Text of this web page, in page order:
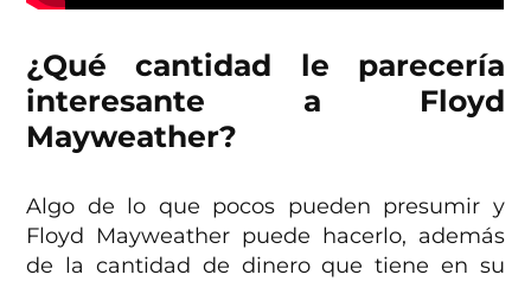
¿Qué cantidad le parecería
interesante a Floyd
Mayweather?
Algo de lo que pocos pueden presumir y
Floyd Mayweather puede hacerlo, además
de la cantidad de dinero que tiene en su